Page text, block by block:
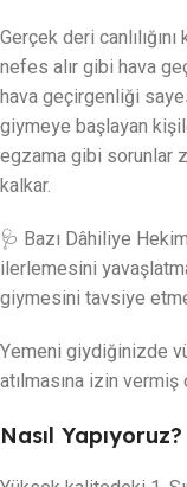
Gerçek deri
nefes alır gibi hava
hava geçirgenliği
giymeye başlayan
egzama gibi sorunlar
kalkar.
🩺 Bazı Dâhiliye
ilerlemesini
giymesini tavsiye
Yemeni giydiğinizde
atılmasına izin vermiş
Nasıl Yapıyoruz?